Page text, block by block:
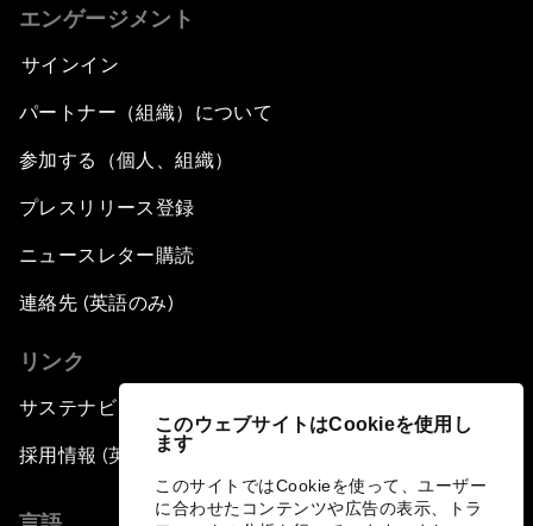
このウェブサイトはCookieを使用し
ます
このサイトではCookieを使って、ユーザー
に合わせたコンテンツや広告の表示、トラ
エンゲージメント
サインイン
パートナー（組織）について
参加する（個人、組織）
プレスリリース登録
ニュースレター購読
連絡先 (英語のみ)
リンク
サステナビリティへの取り組み
採用情報 (英語のみ)